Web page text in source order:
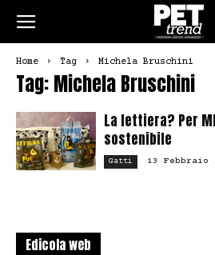
Home Tag Michela Bruschini
Tag: Michela Bruschini
La lettiera? Per
sostenibile
Gatti 13 Febbraio
Edicola web